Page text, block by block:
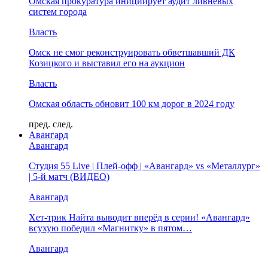
систем города
Власть
Омск не смог реконструировать обветшавший ДК
Козицкого и выставил его на аукцион
Власть
Омская область обновит 100 км дорог в 2024 году
пред. след.
Авангард
Авангард
Студия 55 Live | Плей-офф | «Авангард» vs «Металлург»
| 5-й матч (ВИДЕО)
Авангард
Хет-трик Найта выводит вперёд в серии! «Авангард»
всухую победил «Магнитку» в пятом…
Авангард